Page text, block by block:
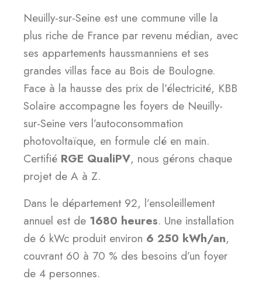
Neuilly-sur-Seine est une commune ville la
plus riche de France par revenu médian, avec
ses appartements haussmanniens et ses
grandes villas face au Bois de Boulogne.
Face à la hausse des prix de l’électricité, KBB
Solaire accompagne les foyers de Neuilly-
sur-Seine vers l’autoconsommation
photovoltaïque, en formule clé en main.
Certifié RGE QualiPV, nous gérons chaque
projet de A à Z.
Dans le département 92, l’ensoleillement
annuel est de 1680 heures. Une installation
de 6 kWc produit environ 6 250 kWh/an,
couvrant 60 à 70 % des besoins d’un foyer
de 4 personnes.